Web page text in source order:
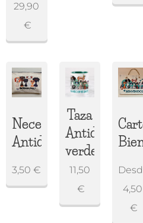
29,90
€
Neceser
Antidepresivos
3,50 €
Taza
verde
11,50
€
4,50
€